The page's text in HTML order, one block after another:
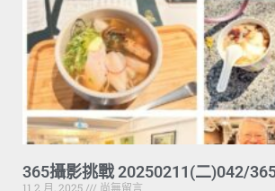
365攝影挑戰 20250211(二)042/
11 2 月, 2025
尚無留言